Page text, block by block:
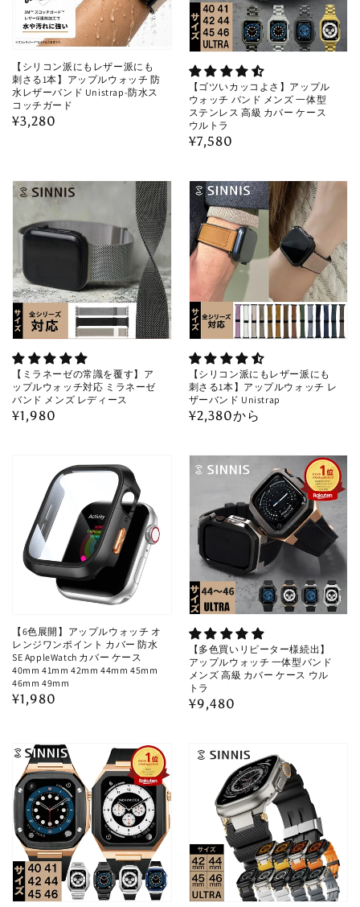
【シリコン派にもレザー派にも
刺さる1本】アップルウォッチ 防
水レザーバンド Unistrap-防水ス
コッチガード
通
格
¥3,280
【ゴツいカッコよさ】アップル
ウォッチ バンド メンズ 一体型
ステンレス 高級 カバー ケース
ウルトラ
通
価
格
¥7,580
【ミラネーゼの常識を覆す】ア
ップルウォッチ対応 ミラネーゼ
バンド メンズ レディース
通
¥1,980
【シリコン派にもレザー派にも
刺さる1本】アップルウォッチ レ
ザーバンド Unistrap
通
価
格
¥2,380から
【6色展開】アップルウォッチ オ
レンジワンポイント カバー 防水
SE AppleWatch カバー ケース
40mm 41mm 42mm 44mm 45mm
46mm 49mm
通
格
¥1,980
【多色買いリピーター様続出】
アップルウォッチ 一体型バンド
メンズ 高級 カバー ケース ウル
トラ
通
格
¥9,480